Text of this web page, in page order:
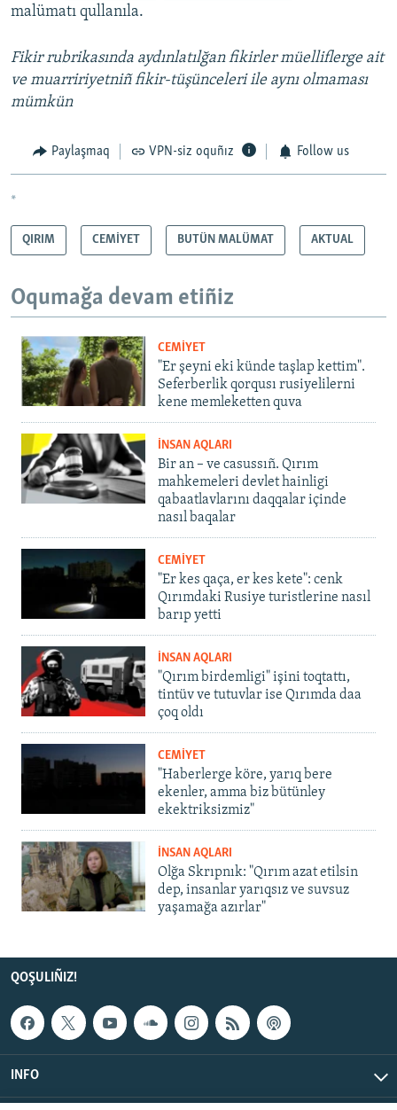
malümatı qullanıla.
Fikir rubrikasında aydınlatılğan fikirler müelliflerge ait
ve muarririyetniñ fikir-tüşünceleri ile aynı olmaması
mümkün
Paylaşmaq VPN-siz oquñız Follow us
*
QIRIM CEMİYET BUTÜN MALÜMAT AKTUAL
Oqumağa devam etiñiz
CEMİYET
"Er şeyni eki künde taşlap kettim".
Seferberlik qorqusı rusiyelilerni
kene memleketten quva
İNSAN AQLARI
Bir an – ve casussıñ. Qırım
mahkemeleri devlet hainligi
qabaatlavlarını daqqalar içinde
nasıl baqalar
CEMİYET
"Er kes qaça, er kes kete": cenk
Qırımdaki Rusiye turistlerine nasıl
barıp yetti
İNSAN AQLARI
"Qırım birdemligi" işini toqtattı,
tintüv ve tutuvlar ise Qırımda daa
çoq oldı
CEMİYET
"Haberlerge köre, yarıq bere
ekenler, amma biz bütünley
ekektriksizmiz"
İNSAN AQLARI
Olğa Skrıpnık: "Qırım azat etilsin
dep, insanlar yarıqsız ve suvsuz
yaşamağa azırlar"
QOŞULIÑIZ!
INFO